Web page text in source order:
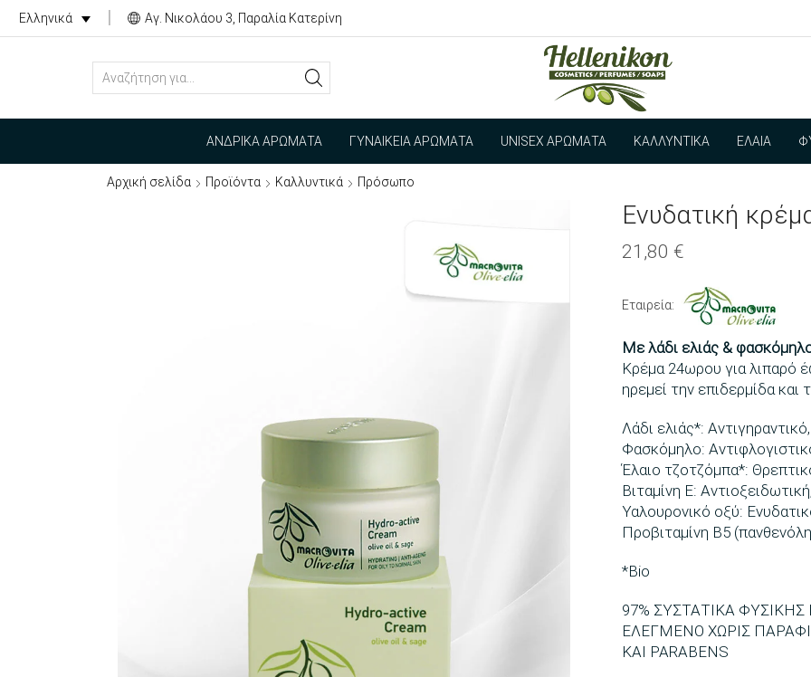
Ελληνικά Αγ. Νικολάου 3, Παραλία Κατερίνη
ΑΝΔΡΙΚΆ ΑΡΏΜΑΤΑ ΓΥΝΑΙΚΕΊΑ ΑΡΏΜΑΤΑ UNISEX ΑΡΏΜΑΤΑ ΚΑΛΛΥΝΤΙΚΆ ΈΛΑΙΑ
Αρχική σελίδα Προϊόντα Καλλυντικά Πρόσωπο
Ενυδατική
21,80 €
Εταιρεία:
Με λάδι ελιάς &
Κρέμα 24ωρου για λιπαρό
ηρεμεί την επιδερμίδα
Λάδι ελιάς*:
Φασκόμηλο:
Έλαιο τζοτζόμπα*:
Βιταμίνη Ε:
Υαλουρονικό οξύ:
Προβιταμίνη B5
*Bio
97% ΣΥΣΤΑΤΙΚΑ
ΕΛΕΓΜΕΝΟ ΧΩΡΙΣ
ΚΑΙ PARABENS